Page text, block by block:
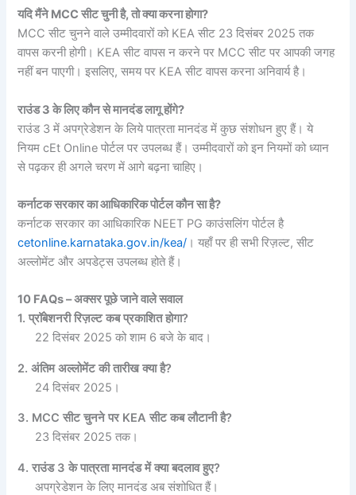
यदि मैंने MCC सीट चुनी है, तो क्या करना होगा?
MCC सीट चुनने वाले उम्मीदवारों को KEA सीट 23 दिसंबर 2025 तक
वापस करनी होगी। KEA सीट वापस न करने पर MCC सीट पर आपकी जगह
नहीं बन पाएगी। इसलिए, समय पर KEA सीट वापस करना अनिवार्य है।
राउंड 3 के लिए कौन से मानदंड लागू होंगे?
राउंड 3 में अपग्रेडेशन के लिये पात्रता मानदंड में कुछ संशोधन हुए हैं। ये
नियम cEt Online पोर्टल पर उपलब्ध हैं। उम्मीदवारों को इन नियमों को ध्यान
से पढ़कर ही अगले चरण में आगे बढ़ना चाहिए।
कर्नाटक सरकार का आधिकारिक पोर्टल कौन सा है?
कर्नाटक सरकार का आधिकारिक NEET PG काउंसलिंग पोर्टल है
cetonline.karnataka.gov.in/kea/ । यहाँ पर ही सभी रिज़ल्ट, सीट
अल्लोमेंट और अपडेट्स उपलब्ध होते हैं।
10 FAQs – अक्सर पूछे जाने वाले सवाल
1. प्रॉबेशनरी रिज़ल्ट कब प्रकाशित होगा?
22 दिसंबर 2025 को शाम 6 बजे के बाद।
2. अंतिम अल्लोमेंट की तारीख क्या है?
24 दिसंबर 2025।
3. MCC सीट चुनने पर KEA सीट कब लौटानी है?
23 दिसंबर 2025 तक।
4. राउंड 3 के पात्रता मानदंड में क्या बदलाव हुए?
अपग्रेडेशन के लिए मानदंड अब संशोधित हैं।